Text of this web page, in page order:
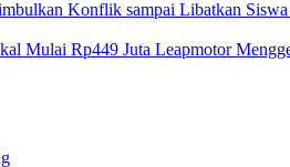
Leapmotor